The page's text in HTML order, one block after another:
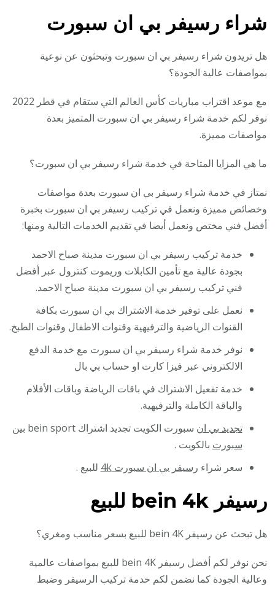
شراء رسيفر بي ان سبورت
هل تريدون شراء رسيفر بي ان سبورت وتبحثون عن نوعية
بمواصفات عالية الجودة؟
مع موعد اقتراب مباريات كأس العالم التي ستقام في قطر 2022
نوفر لكم خدمة شراء رسيفر بي ان سبورت المتميز بعدة
مواصفات مميزة.
ما هي المزايا المتاحة في خدمة شراء رسيفر بي ان سبورت؟
نمتاز في خدمة شراء رسيفر بي ان سبورت بعدة مواصفات
وخصائص مميزة ونعمل في تركيب رسيفر بي ان سبورت بخبرة
أفضل فني مختص ونعمل أيضا في تقديم الخدمات التالية ومنها:
خدمة تركيب رسيفر بي ان سبورت مدينة صباح الاحمد
بجودة عالية مع تأمين الكابلات وريموت كنترول عبر أفضل
فني تركيب رسيفر بي ان سبورت مدينة صباح الاحمد.
نعمل على توفير خدمة الاشتراك بي ان سبورت بكافة
القنوات الرياضية والترفيهية وقنوات الاطفال وقنوات الطبخ.
نوفر خدمة شراء رسيفر بي ان سبورت مع خدمة الدفع
الالكتروني عبر فيزا كارت او حساب بي بال
خدمة تفعيل الاشتراك في باقات الرياضة وباقات الأفلام
والباقة الكاملة والترفيهية.
تجديد بي ان سبورت الكويت تجديد اشتراك bein sport
بين
سبورت بالكويت .
سعر شراء رسيفر بي ان سبورت 4k للبيع .
رسيفر bein 4k للبيع
هل تبحث عن رسيفر bein 4K للبيع بسعر مناسب ومغري؟
نحن نوفر لكم أفضل رسيفر bein 4K للبيع بمواصفات عالمية
وعالية الجودة كما نضمن لكم خدمة تركيب الرسيفر وضبط